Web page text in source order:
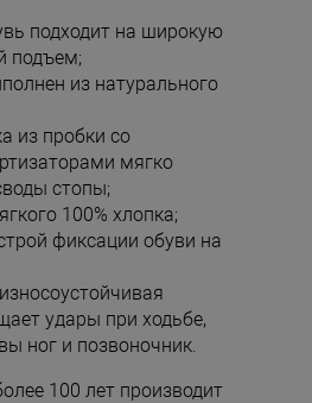
подходит на широкую
подъем;
из натурального
из пробки со
мягко
стопы;
100% хлопка;
фиксации обуви на
удары при ходьбе,
ног и позвоночник.
100 лет производит